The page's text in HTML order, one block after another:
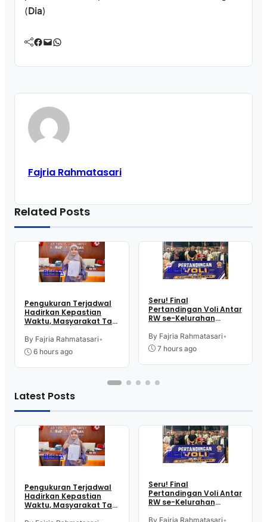
(Dia)
Facebook Mail WhatsApp
Fajria Rahmatasari
Related Posts
BERITA
Pengukuran Terjadwal
Hadirkan Kepastian
Waktu, Masyarakat Tak
Layanan Pertanahan
By Fajria Rahmatasari•
6 hours ago
BERITA
Seru! Final
Pertandingan Voli Antar
RW se-Kelurahan
Sambut HUT RI
By Fajria Rahmatasari•
7 hours ago
Latest Posts
BERITA
Pengukuran Terjadwal
Hadirkan Kepastian
Waktu, Masyarakat Tak
BERITA
Seru! Final
Pertandingan Voli Antar
RW se-Kelurahan
Sambut HUT RI
By Fajria Rahmatasari•